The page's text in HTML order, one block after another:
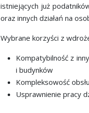
istniejących już
oraz innych działań na
Wybrane korzyści z
Kompatybilność z
i budynków
Kompleksowość
Usprawnienie pracy